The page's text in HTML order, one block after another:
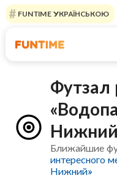
FUNTIME УКРАЇНСЬКОЮ
Футзал
Ближайшие
интересного
Нижний»